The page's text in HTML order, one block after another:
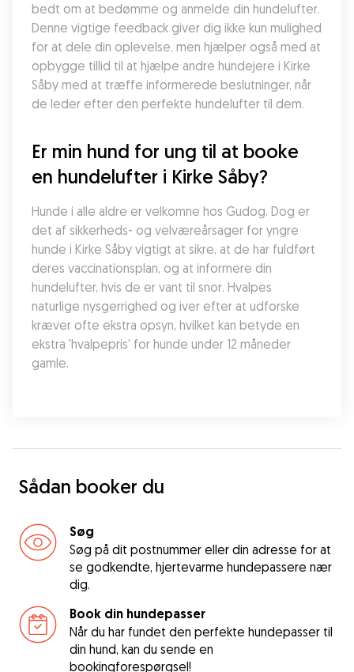
bedt om at bedømme og anmelde din hundelufter.
Denne vigtige feedback giver dig ikke kun mulighed
for at dele din oplevelse, men hjælper også med at
opbygge tillid til at hjælpe andre hundejere i Kirke
Såby med at træffe informerede beslutninger, når
de leder efter den perfekte hundelufter til dem.
Er min hund for ung til at booke
en hundelufter i Kirke Såby?
Hunde i alle aldre er velkomne hos Gudog. Dog er
det af sikkerheds- og velværeårsager for yngre
hunde i Kirke Såby vigtigt at sikre, at de har fuldført
deres vaccinationsplan, og at informere din
hundelufter, hvis de er vant til snor. Hvalpes
naturlige nysgerrighed og iver efter at udforske
kræver ofte ekstra opsyn, hvilket kan betyde en
ekstra 'hvalpepris' for hunde under 12 måneder
gamle.
Sådan booker du
Søg
Søg på dit postnummer eller din adresse for at
se godkendte, hjertevarme hundepassere nær
dig.
Book din hundepasser
Når du har fundet den perfekte hundepasser til
din hund, kan du sende en
bookingforespørgsel!